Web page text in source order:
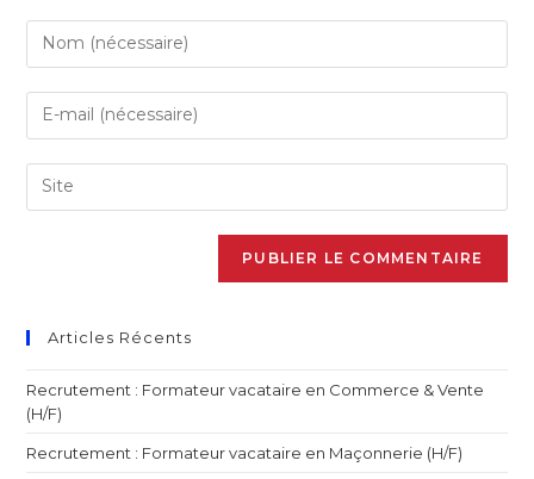
Articles Récents
Recrutement : Formateur vacataire en Commerce & Vente
(H/F)
Recrutement : Formateur vacataire en Maçonnerie (H/F)